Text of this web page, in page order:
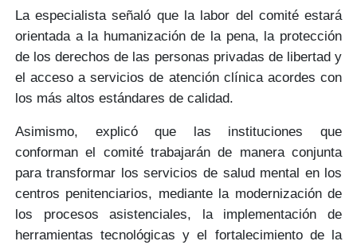
La especialista señaló que la labor del comité estará
orientada a la humanización de la pena, la protección
de los derechos de las personas privadas de libertad y
el acceso aservicios de atención clínica acordes con
los más altos estándares de calidad.
Asimismo, explicó que las instituciones que
conforman el comité trabajarán de manera conjunta
paratransformar los servicios de salud mental en los
centros penitenciarios, mediante la modernización de
los procesos asistenciales, la implementación de
herramientas tecnológicas y el fortalecimiento de la